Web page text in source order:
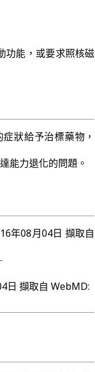
功能，或要求照核磁
狀給予治標藥物，
能力退化的問題。
年08月04日 擷取自
日 擷取自 WebMD: